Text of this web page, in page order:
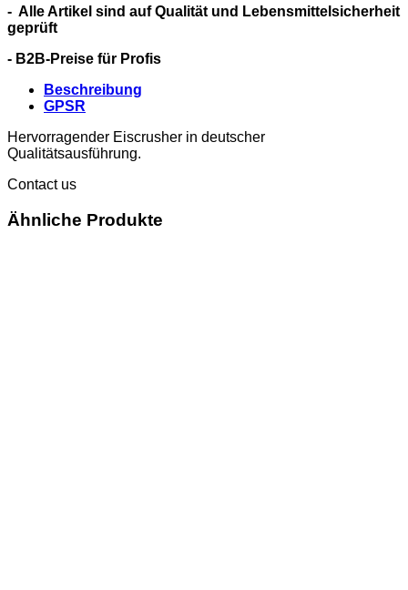
- Alle Artikel sind auf Qualität und Lebensmittelsicherheit
geprüft
- B2B-Preise für Profis
Beschreibung
GPSR
Hervorragender Eiscrusher in deutscher
Qualitätsausführung.
Contact us
Ähnliche Produkte